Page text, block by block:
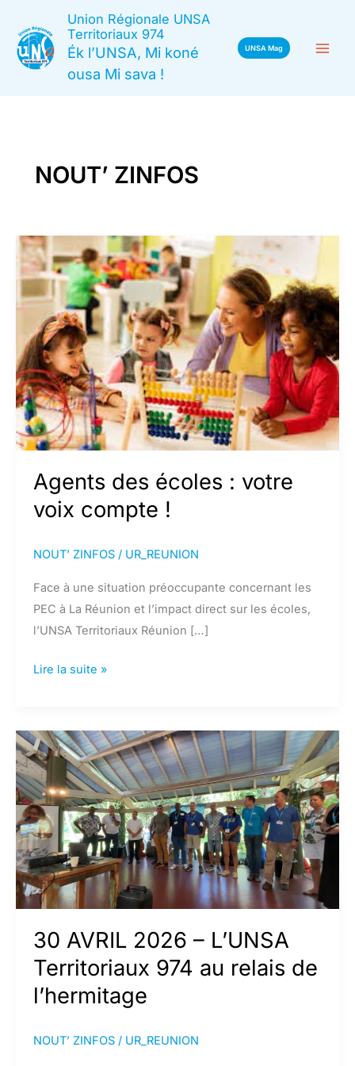
contenu
Union Régionale UNSA
Territoriaux 974
Ék l’UNSA, Mi koné
ousa Mi sava !
UNSA Mag
NOUT’ ZINFOS
Agents des écoles : votre
voix compte !
NOUT’ ZINFOS/ UR_REUNION
Face à une situation préoccupante concernant les
PEC à La Réunion et l’impact direct sur les écoles,
l’UNSA Territoriaux Réunion […]
Agents
:
votre
voix
compte
!
Lire la suite »
30 AVRIL 2026 – L’UNSA
Territoriaux 974 au relais de
l’hermitage
NOUT’ ZINFOS/ UR_REUNION